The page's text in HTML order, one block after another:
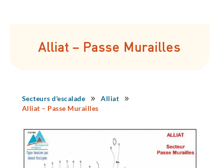
Alliat – Passe Murailles
Secteurs d'escalade 9 Alliat 9
Alliat – Passe Murailles